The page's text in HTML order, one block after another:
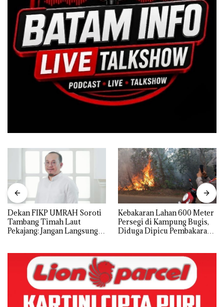
Dekan FIKP UMRAH Soroti
Tambang Timah Laut
Pekajang: Jangan Langsung
Lingkungannya
Kebakaran Lahan 600 Meter
Persegi di Kampung Bugis,
Diduga Dipicu Pembakaran